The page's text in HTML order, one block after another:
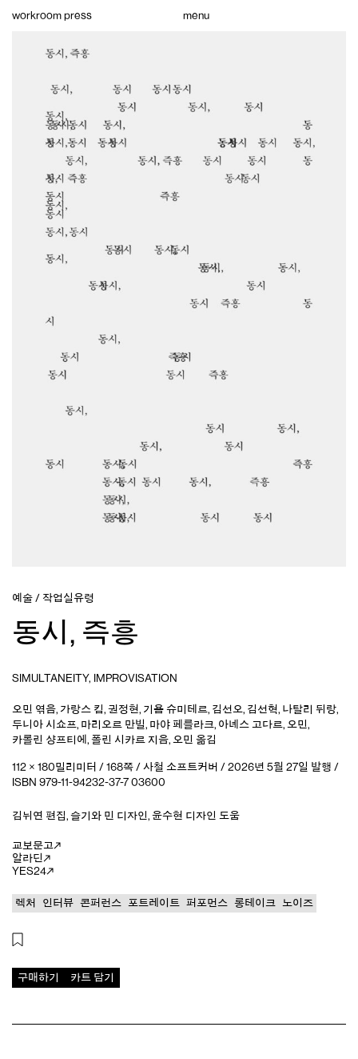
workroom press menu
예술 / 작업실유령
동시, 즉흥
SIMULTANEITY, IMPROVISATION
오민 엮음, 가랑스 킴, 권정현, 기욤 슈미테르, 김선오, 김선혁, 나탈리 뒤랑,
두니아 시쇼프, 마리오르 만빌, 마야 페를라크, 아녜스 고다르, 오민,
카롤린 샹프티에 , 폴린 시카르 지음, 오민 옮김
112 × 180밀리미터 / 168쪽 / 사철 소프트커버 / 2026년 5월 27일 발행 /
ISBN 979-11-94232-37-7 03600
김뉘연 편집, 슬기와 민 디자인, 윤수현 디자인 도움
교보문고
알라딘
YES24
렉처 인터뷰 콘퍼런스 포트레이트 퍼포먼스 롱테이크 노이즈
카트 담기
구매하기